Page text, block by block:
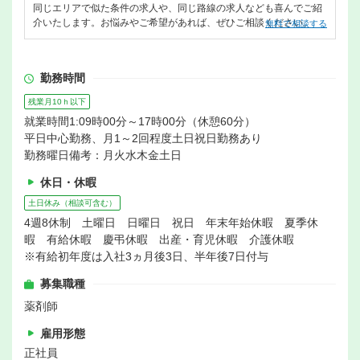
同じエリアで似た条件の求人や、同じ路線の求人なども喜んでご紹
介いたします。お悩みやご希望があれば、ぜひご相談ください。
無料で相談する
勤務時間
残業月10ｈ以下
就業時間1:09時00分～17時00分（休憩60分）
平日中心勤務、月1～2回程度土日祝日勤務あり
勤務曜日備考：月火水木金土日
休日・休暇
土日休み（相談可含む）
4週8休制 土曜日 日曜日 祝日 年末年始休暇 夏季休
暇 有給休暇 慶弔休暇 出産・育児休暇 介護休暇
※有給初年度は入社3ヵ月後3日、半年後7日付与
募集職種
薬剤師
雇用形態
正社員